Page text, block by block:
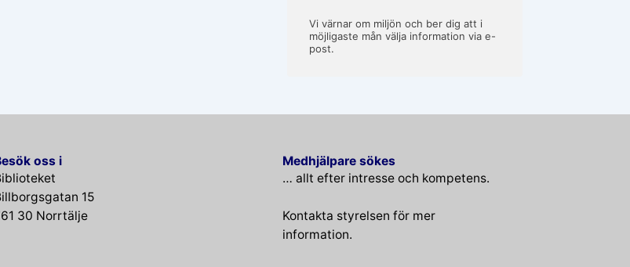
Vi värnar om miljön och ber dig att i
möjligaste mån välja information via e-
post.
oss i
15
30 Norrtälje
Medhjälpare sökes
… allt efter intresse och kompetens.
Kontakta styrelsen för mer
information.